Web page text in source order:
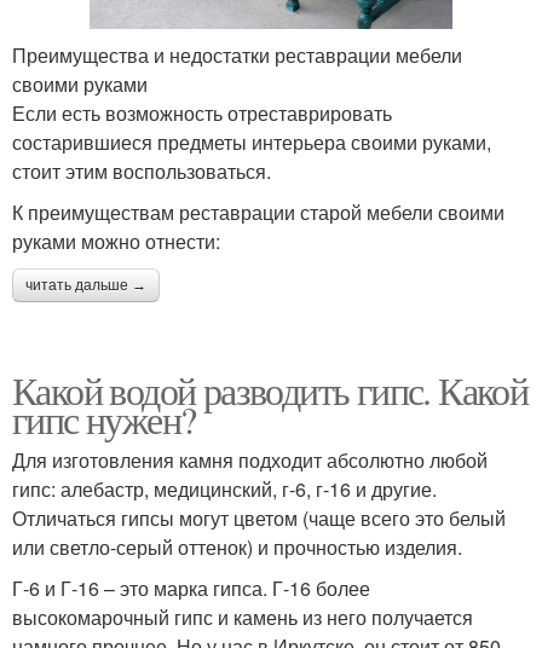
Преимущества и недостатки реставрации мебели
своими руками
Если есть возможность отреставрировать
состарившиеся предметы интерьера своими руками,
стоит этим воспользоваться.
К преимуществам реставрации старой мебели своими
руками можно отнести:
читать дальше →
Какой водой разводить гипс. Какой
гипс нужен?
Для изготовления камня подходит абсолютно любой
гипс: алебастр, медицинский, г-6, г-16 и другие.
Отличаться гипсы могут цветом (чаще всего это белый
или светло-серый оттенок) и прочностью изделия.
Г-6 и Г-16 – это марка гипса. Г-16 более
высокомарочный гипс и камень из него получается